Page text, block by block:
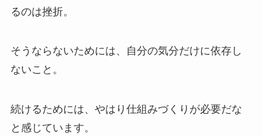
るのは挫折。
そうならないためには、自分の気分だけに依存し
ないこと。
続けるためには、やはり仕組みづくりが必要だな
と感じています。